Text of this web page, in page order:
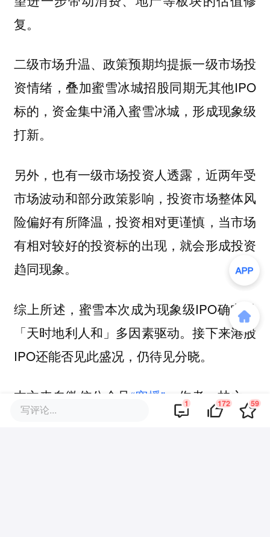
复。
二级市场升温、政策预期均提振一级市场投
资情绪，叠加蜜雪冰城招股同期无其他IPO
标的，资金集中涌入蜜雪冰城，形成现象级
打新。
另外，也有一级市场投资人透露，近两年受
市场波动和部分政策影响，投资市场整体风
险偏好有所降温，投资相对更谨慎， 当市场
有相对较好的投资标的出现，就会形成投资
趋同现象。
综上所述，蜜雪本次成为现象级IPO确实是
「天时地利人和」多因素驱动。接下来港股
IPO还能否见此盛况，仍待见分晓。
本文来自微信公众号 “窄播” ，作者：林之，
36氪经授权发布。
写评论... 1 172 59